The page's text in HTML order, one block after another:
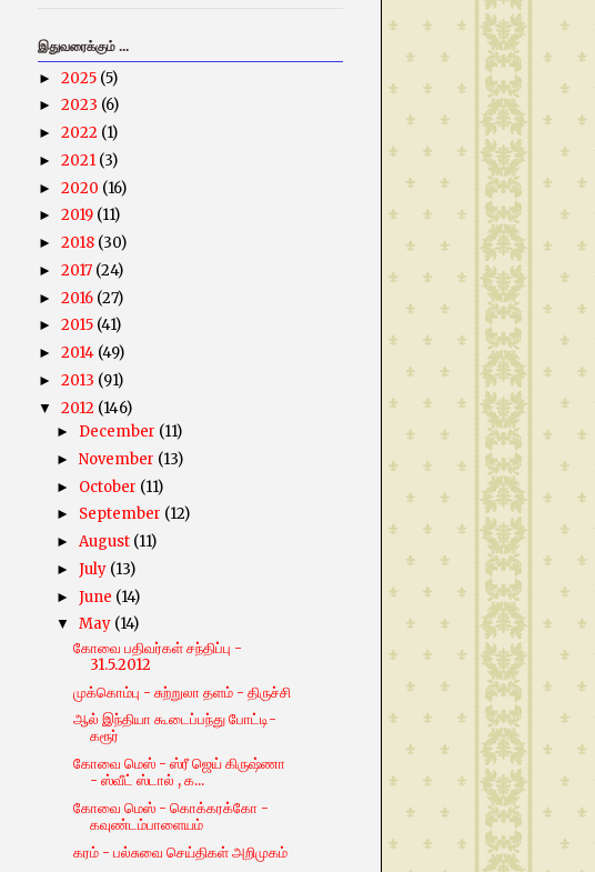
இதுவரைக்கும் ...
► 2025 (5)
► 2023 (6)
► 2022 (1)
► 2021 (3)
► 2020 (16)
► 2019 (11)
► 2018 (30)
► 2017 (24)
► 2016 (27)
► 2015 (41)
► 2014 (49)
► 2013 (91)
▼ 2012 (146)
► December (11)
► November (13)
► October (11)
► September (12)
► August (11)
► July (13)
► June (14)
▼ May (14)
கோவை பதிவர்கள் சந்திப்பு -
31.5.2012
முக்கொம்பு - சுற்றுலா தளம் - திருச்சி
ஆல் இந்தியா கூடைப்பந்து போட்டி-
கரூர்
கோவை மெஸ் - ஸ்ரீ ஜெய் கிருஷ்ணா
- ஸ்வீட் ஸ்டால் , க...
கோவை மெஸ் - கொக்கரக்கோ -
கவுண்டம்பாளையம்
கரம் - பல்சுவை செய்திகள் அறிமுகம்